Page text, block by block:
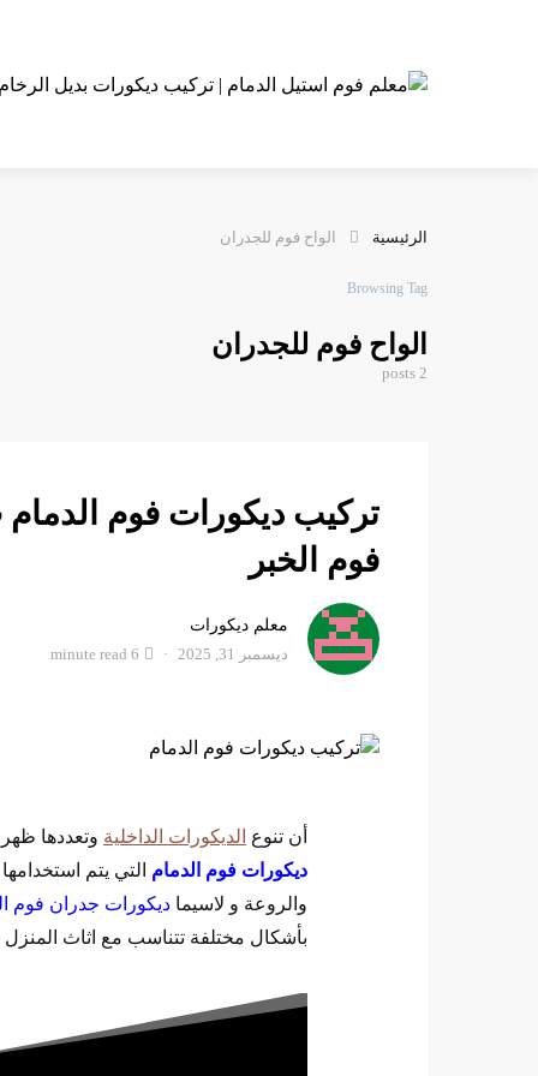
الرئيسية الواح فوم للجدران
Browsing Tag
الواح فوم للجدران
2 posts
فوم الخبر
معلم ديكورات
ديسمبر 31, 2025
6 minute read
أن تنوع الديكورات الداخلية وتعددها
ديكورات فوم الدمام التي يتم
والروعة و لاسيما ديكورات جدران فوم
بأشكال مختلفة تتناسب مع اثاث المنزل